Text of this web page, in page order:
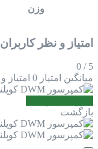
وزن
امتیاز و نظر کاربران
5
/
0
میانگین امتیاز 0 امتیاز و رای
بازگشت